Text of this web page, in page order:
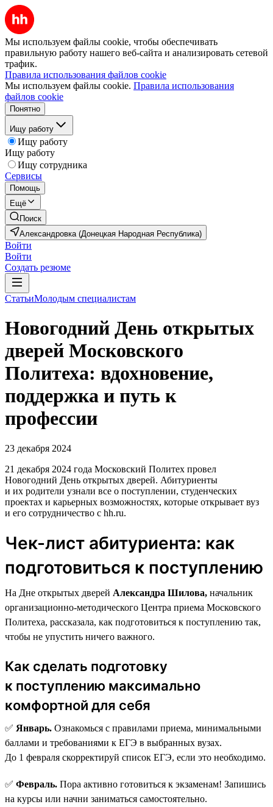
Мы используем файлы cookie, чтобы обеспечивать
правильную работу нашего веб-сайта и анализировать сетевой
трафик.
Правила использования файлов cookie
Мы используем файлы cookie. Правила использования
файлов cookie
Понятно
Ищу работу
Ищу работу
Ищу работу
Ищу сотрудника
Сервисы
Помощь
Ещё
Поиск
Александровка (Донецкая Народная Республика)
Войти
Войти
Создать резюме
СтатьиМолодым специалистам
Новогодний День открытых
дверей Московского
Политеха: вдохновение,
поддержка и путь к
профессии
23 декабря 2024
21 декабря 2024 года Московский Политех провел
Новогодний День открытых дверей. Абитуриенты
и их родители узнали все о поступлении, студенческих
проектах и карьерных возможностях, которые открывает вуз
и его сотрудничество с hh.ru.
Чек-лист абитуриента: как
подготовиться к поступлению
На Дне открытых дверей Александра Шилова, начальник
организационно-методического Центра приема Московского
Политеха, рассказала, как подготовиться к поступлению так,
чтобы не упустить ничего важного.
Как сделать подготовку
к поступлению максимально
комфортной для себя
✅ Январь. Ознакомься с правилами приема, минимальными
баллами и требованиями к ЕГЭ в выбранных вузах.
До 1 февраля скорректируй список ЕГЭ, если это необходимо.
✅ Февраль. Пора активно готовиться к экзаменам! Запишись
на курсы или начни заниматься самостоятельно.